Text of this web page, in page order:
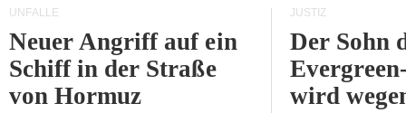
UNFÄLLE
Neuer Angriff auf ein
Schiff in der Straße
von Hormuz
JUSTIZ
Der Sohn
wird